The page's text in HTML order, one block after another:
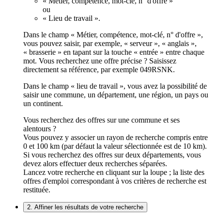
ou
« Lieu de travail ».
Dans le champ « Métier, compétence, mot-clé, n° d'offre »,
vous pouvez saisir, par exemple, « serveur », « anglais »,
« brasserie » en tapant sur la touche « entrée » entre chaque
mot. Vous recherchez une offre précise ? Saisissez
directement sa référence, par exemple 049RSNK.
Dans le champ « lieu de travail », vous avez la possibilité de
saisir une commune, un département, une région, un pays ou
un continent.
Vous recherchez des offres sur une commune et ses
alentours ?
Vous pouvez y associer un rayon de recherche compris entre
0 et 100 km (par défaut la valeur sélectionnée est de 10 km).
Si vous recherchez des offres sur deux départements, vous
devez alors effectuer deux recherches séparées.
Lancez votre recherche en cliquant sur la loupe ; la liste des
offres d'emploi correspondant à vos critères de recherche est
restituée.
2. Affiner les résultats de votre recherche